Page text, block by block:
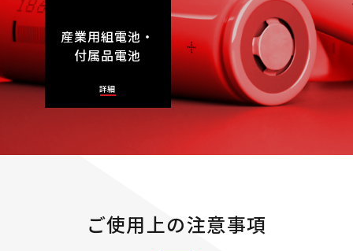
産業用組電池・
付属品電池
詳細
ご使用上の注意事項